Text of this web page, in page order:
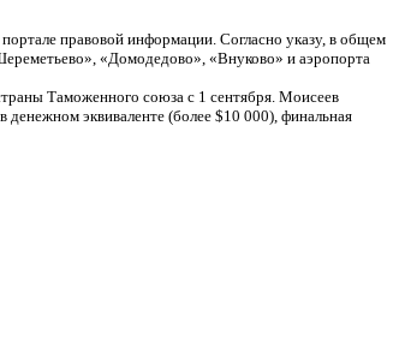
правовой информации. Согласно указу, в общем
«Домодедово», «Внуково» и аэропорта
Таможенного союза с 1 сентября. Моисеев
денежном эквиваленте (более $10 000), финальная